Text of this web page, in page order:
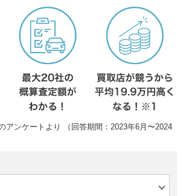
アンケートより （回答期間：2023年6月〜2024